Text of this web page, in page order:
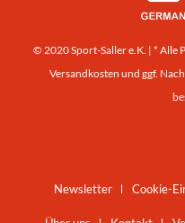
© 2020 Sport-Saller e.K. | * Alle
Versandkosten und ggf.
Newsletter Cookie-